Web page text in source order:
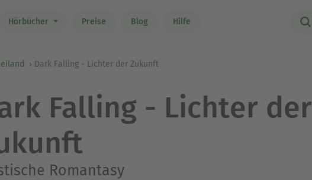
Hörbücher Preise Blog Hilfe
Dark Falling - Lichter der Zukunft
Falling - Lichter der
Romantasy